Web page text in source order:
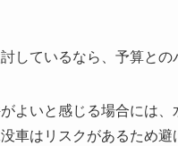
しているなら、予算と
よいと感じる場合には
車はリスクがあるため避